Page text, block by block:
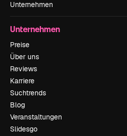
Unternehmen
Unternehmen
Preise
Über uns
Reviews
Karriere
Suchtrends
Blog
Veranstaltungen
Slidesgo